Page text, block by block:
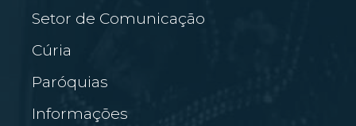
Setor de Comunicação
Cúria
Paróquias
Informações